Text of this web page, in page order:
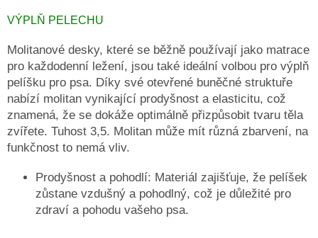
PALETY
A
PELECHY
DO
AUT
PŘEPRAVNÍCH
KLECÍ
KOBEREČEK
DEKY
DOPLŇKY
VÝPLŇ PELECHU
Molitanové desky, které se běžně používají jako matrace
pro každodenní ležení, jsou také ideální volbou pro výplň
pelíšku pro psa. Díky své otevřené buněčné struktuře
nabízí molitan vynikající prodyšnost a elasticitu, což
znamená, že se dokáže optimálně přizpůsobit tvaru těla
zvířete. Tuhost 3,5. Molitan může mít různá zbarvení, na
funkčnost to nemá vliv.
Prodyšnost a pohodlí: Materiál zajišťuje, že pelíšek
zůstane vzdušný a pohodlný, což je důležité pro
zdraví a pohodu vašeho psa.